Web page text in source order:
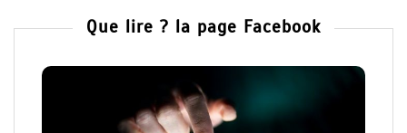
Que lire ? la page Facebook